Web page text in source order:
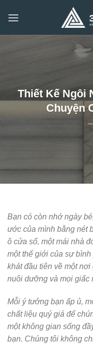
qua
Thiết Kế Ngôi
Chuyện
Bạn có còn nhớ ngày
ước của mình bằng nét
ô cửa sổ, một mái nhà
một thế giới của sự
khát đầu tiên về một
nuôi dưỡng và mọi giấc
Mỗi ý tưởng bạn ấp ủ,
chất liệu quý giá để
một không gian sống
bạn. Chúng tôi không